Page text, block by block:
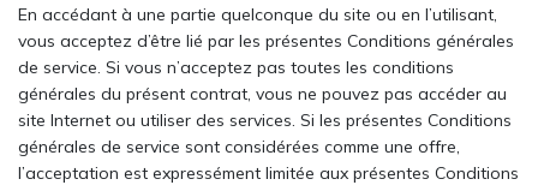
En accédant à une partie quelconque du site ou en l’utilisant,
vous acceptez d’être lié par les présentes Conditions générales
de service. Si vous n’acceptez pas toutes les conditions
générales du présent contrat, vous ne pouvez pas accéder au
site Internet ou utiliser des services. Si les présentes Conditions
générales de service sont considérées comme une offre,
l’acceptation est expressément limitée aux présentes Conditions